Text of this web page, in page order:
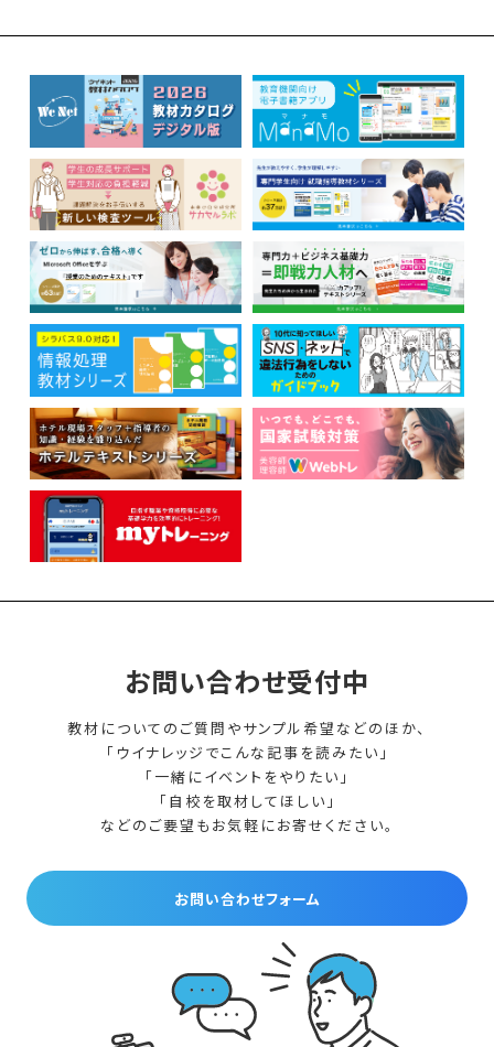
お問い合わせ受付中
教材についてのご質問やサンプル希望などのほか、
「ウイナレッジでこんな記事を読みたい」
「一緒にイベントをやりたい」
「自校を取材してほしい」
などのご要望もお気軽にお寄せください。
お問い合わせフォーム